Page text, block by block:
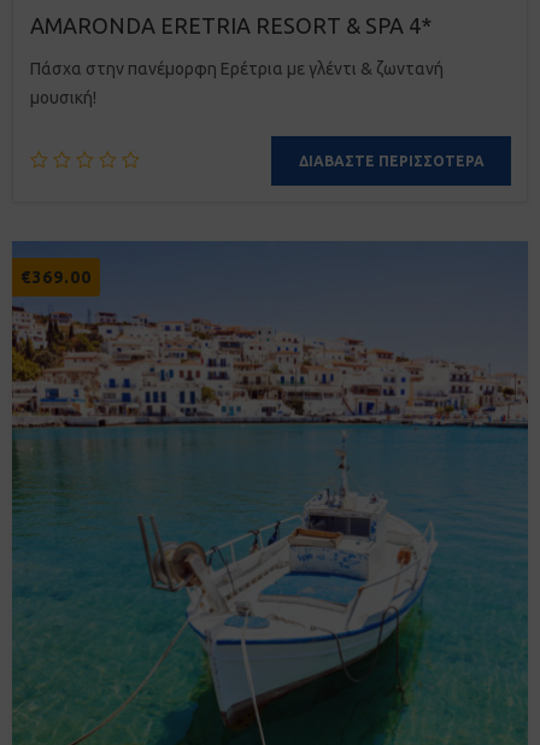
AMARONDA ERETRIA RESORT & SPA 4*
Πάσχα στην πανέμορφη Ερέτρια µε γλέντι & ζωντανή
µουσική!
ΔΙΑΒΆΣΤΕ ΠΕΡΙΣΣΌΤΕΡΑ
€369.00